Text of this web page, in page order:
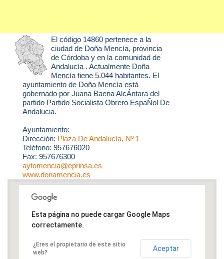
El código 14860 pertenece a la
ciudad de Doña Mencía, provincia
de Córdoba y en la comunidad de
Andalucía . Actualmente Doña
Mencía tiene 5.044 habitantes. El
ayuntamiento de Doña Mencía está
gobernado por Juana Baena AlcÁntara del
partido Partido Socialista Obrero EspaÑol De
Andalucia.
Ayuntamiento:
Dirección: Plaza De Andalucía, Nº 1
Teléfono: 957676020
Fax: 957676300
aytomencia@eprinsa.es
www.donamencia.es
Esta página no puede cargar Google Maps
correctamente.
¿Eres el propietario de este sitio
web?
Aceptar